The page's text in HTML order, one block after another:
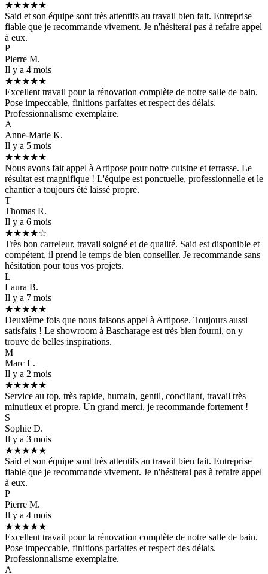
★★★★★
Said et son équipe sont très attentifs au travail bien fait. Entreprise
fiable que je recommande vivement. Je n'hésiterai pas à refaire appel
à eux.
P
Pierre M.
Il y a 4 mois
★★★★★
Excellent travail pour la rénovation complète de notre salle de bain.
Pose impeccable, finitions parfaites et respect des délais.
Professionnalisme exemplaire.
A
Anne-Marie K.
Il y a 5 mois
★★★★★
Nous avons fait appel à Artipose pour notre cuisine et terrasse. Le
résultat est magnifique ! L'équipe est ponctuelle, professionnelle et le
chantier a toujours été laissé propre.
T
Thomas R.
Il y a 6 mois
★★★★☆
Très bon carreleur, travail soigné et de qualité. Said est disponible et
compétent, il prend le temps de bien conseiller. Je recommande sans
hésitation pour tous vos projets.
L
Laura B.
Il y a 7 mois
★★★★★
Deuxième fois que nous faisons appel à Artipose. Toujours aussi
satisfaits ! Le showroom à Bascharage est très bien fourni, on y
trouve de belles inspirations.
M
Marc L.
Il y a 2 mois
★★★★★
Service au top, très rapide, humain, gentil, conciliant, travail très
minutieux et propre. Un grand merci, je recommande fortement !
S
Sophie D.
Il y a 3 mois
★★★★★
Said et son équipe sont très attentifs au travail bien fait. Entreprise
fiable que je recommande vivement. Je n'hésiterai pas à refaire appel
à eux.
P
Pierre M.
Il y a 4 mois
★★★★★
Excellent travail pour la rénovation complète de notre salle de bain.
Pose impeccable, finitions parfaites et respect des délais.
Professionnalisme exemplaire.
A